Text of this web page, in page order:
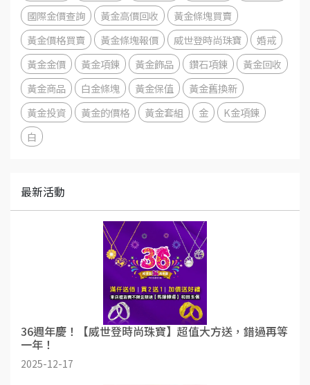
國際金價查詢
黃金高價回收
黃金條塊買賣
黃金價格買賣
黃金條塊報價 威世登時尚珠寶
婚戒
黃金金價
黃金項鍊 黃金飾品 鑽石項鍊
黃金回收
黃金商品
白金條塊 黃金保值
黃金舊換新
黃金投資
黃金的價格 黃金套組 金
K金項鍊
白
最新活動
36週年慶！【威世登時尚珠寶】超值大方送，錯過再等
一年！
2025-12-17